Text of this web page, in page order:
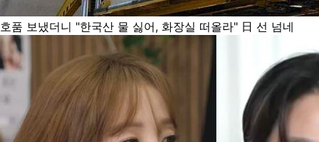
품 보냈더니 "한국산 물 싫어, 화장실 떠올라" 日 선 넘네